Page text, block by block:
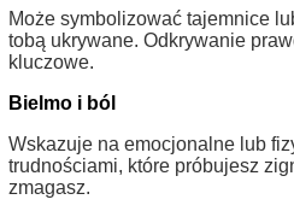
Może symbolizować tajemnice
tobą ukrywane. Odkrywanie
kluczowe.
Bielmo i ból
Wskazuje na emocjonalne lub
trudnościami, które próbujesz
zmagasz.